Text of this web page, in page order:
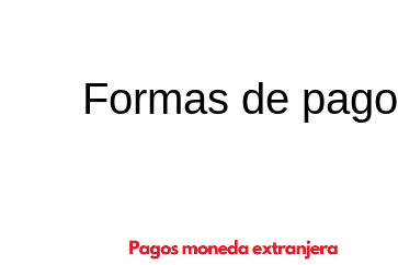
Formas de pago